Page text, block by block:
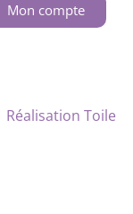
Mon compte
Réalisation Toile